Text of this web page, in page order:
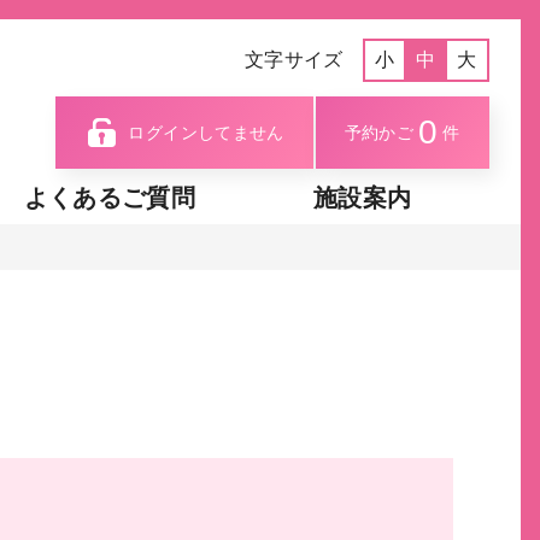
文字サイズ 小 中 大
ログインしてません 予約かご 0 件
よくあるご質問 施設案内